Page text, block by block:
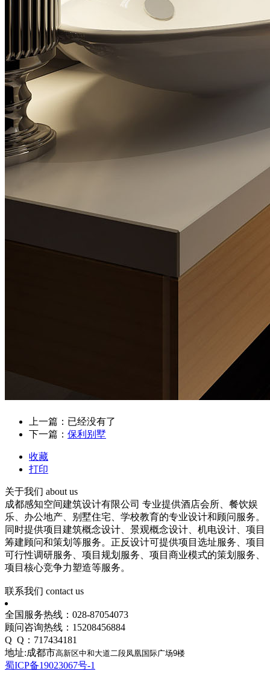
上一篇：已经没有了
下一篇： 保利别墅
收藏
打印
关于我们 about us
成都感知空间建筑设计有限公司 专业提供酒店会所、餐饮娱
乐、办公地产、别墅住宅、学校教育的专业设计和顾问服务。
同时提供项目建筑概念设计、景观概念设计、机电设计、项目
筹建顾问和策划等服务。正反设计可提供项目选址服务、项目
可行性调研服务、项目规划服务、项目商业模式的策划服务、
项目核心竞争力塑造等服务。
联系我们 contact us
全国服务热线：028-87054073
顾问咨询热线：15208456884
Q Q：717434181
地址:成都市高新区中和大道二段凤凰国际广场9楼
蜀ICP备19023067号-1